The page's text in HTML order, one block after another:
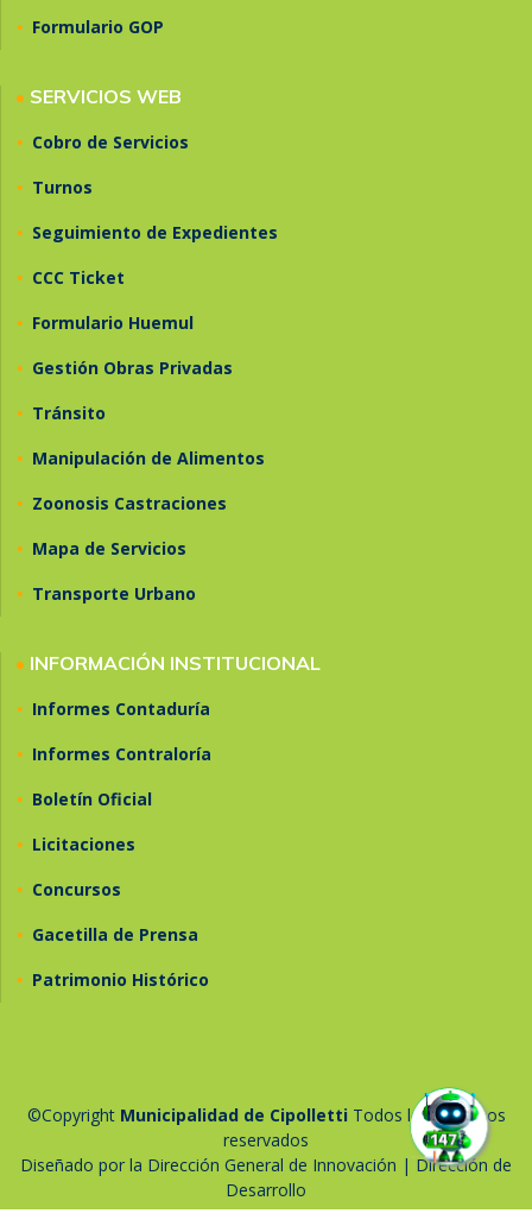
• Formulario GOP
• SERVICIOS WEB
• Cobro de Servicios
• Turnos
• Seguimiento de Expedientes
• CCC Ticket
• Formulario Huemul
• Gestión Obras Privadas
• Tránsito
• Manipulación de Alimentos
• Zoonosis Castraciones
• Mapa de Servicios
• Transporte Urbano
• INFORMACIÓN INSTITUCIONAL
• Informes Contaduría
• Informes Contraloría
• Boletín Oficial
• Licitaciones
• Concursos
• Gacetilla de Prensa
• Patrimonio Histórico
©Copyright Municipalidad de Cipolletti Todos los derechos
reservados
Diseñado por la Dirección General de Innovación | Dirección de
Desarrollo